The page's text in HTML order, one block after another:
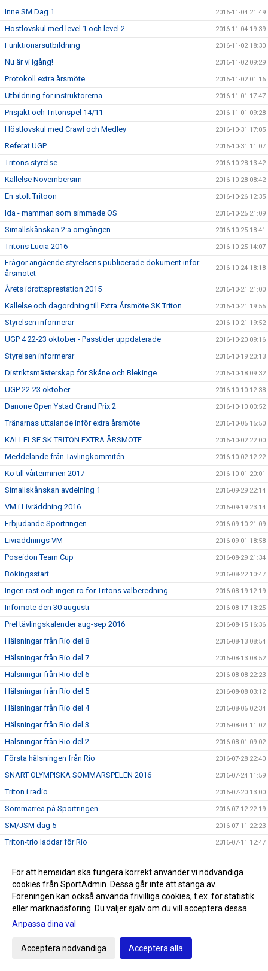
Inne SM Dag 1 2016-11-04 21:49
Höstlovskul med level 1 och level 2 2016-11-04 19:39
Funktionärsutbildning 2016-11-02 18:30
Nu är vi igång! 2016-11-02 09:29
Protokoll extra årsmöte 2016-11-02 01:16
Utbildning för instruktörerna 2016-11-01 17:47
Prisjakt och Tritonspel 14/11 2016-11-01 09:28
Höstlovskul med Crawl och Medley 2016-10-31 17:05
Referat UGP 2016-10-31 11:07
Tritons styrelse 2016-10-28 13:42
Kallelse Novembersim 2016-10-28 08:42
En stolt Tritoon 2016-10-26 12:35
Ida - mamman som simmade OS 2016-10-25 21:09
Simallskånskan 2:a omgången 2016-10-25 18:41
Tritons Lucia 2016 2016-10-25 14:07
Frågor angående styrelsens publicerade dokument inför
årsmötet
2016-10-24 18:18
Årets idrottsprestation 2015 2016-10-21 21:00
Kallelse och dagordning till Extra Årsmöte SK Triton 2016-10-21 19:55
Styrelsen informerar 2016-10-21 19:52
UGP 4 22-23 oktober - Passtider uppdaterade 2016-10-20 09:16
Styrelsen informerar 2016-10-19 20:13
Distriktsmästerskap för Skåne och Blekinge 2016-10-18 09:32
UGP 22-23 oktober 2016-10-10 12:38
Danone Open Ystad Grand Prix 2 2016-10-10 00:52
Tränarnas uttalande inför extra årsmöte 2016-10-05 15:50
KALLELSE SK TRITON EXTRA ÅRSMÖTE 2016-10-02 22:00
Meddelande från Tävlingkommitén 2016-10-02 12:22
Kö till vårterminen 2017 2016-10-01 20:01
Simallskånskan avdelning 1 2016-09-29 22:14
VM i Livräddning 2016 2016-09-19 23:14
Erbjudande Sportringen 2016-09-10 21:09
Livräddnings VM 2016-09-01 18:58
Poseidon Team Cup 2016-08-29 21:34
Bokingsstart 2016-08-22 10:47
Ingen rast och ingen ro för Tritons valberedning 2016-08-19 12:19
Infomöte den 30 augusti 2016-08-17 13:25
Prel tävlingskalender aug-sep 2016 2016-08-15 16:36
Hälsningar från Rio del 8 2016-08-13 08:54
Hälsningar från Rio del 7 2016-08-13 08:52
Hälsningar från Rio del 6 2016-08-08 22:23
Hälsningar från Rio del 5 2016-08-08 03:12
Hälsningar från Rio del 4 2016-08-06 02:34
Hälsningar från Rio del 3 2016-08-04 11:02
Hälsningar från Rio del 2 2016-08-01 09:02
Första hälsningen från Rio 2016-07-28 22:40
SNART OLYMPISKA SOMMARSPELEN 2016 2016-07-24 11:59
Triton i radio 2016-07-20 13:00
Sommarrea på Sportringen 2016-07-12 22:19
SM/JSM dag 5 2016-07-11 22:23
Triton-trio laddar för Rio 2016-07-11 12:47
SM/JSM dag 3 2016-07-09 00:07
SM/JSM dag 2 2016-07-07 23:10
SM/JSM dag 1 2016-07-07
Han är Staffanstorps nya OS hopp
Avslutning level 1 och 2 tillsammans med
mästerskapsgruppen
För att hemsidan ska fungera korrekt använder vi nödvändiga
cookies från SportAdmin. Dessa går inte att stänga av.
Föreningen kan också använda frivilliga cookies, t.ex. för statistik
eller marknadsföring. Du väljer själv om du vill acceptera dessa.
Anpassa dina val
Acceptera nödvändiga Acceptera alla